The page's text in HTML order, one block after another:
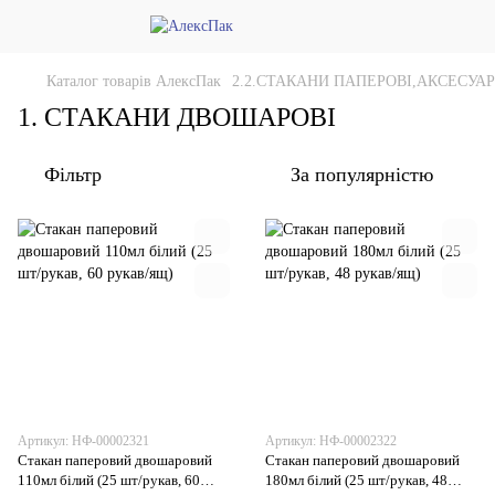
Каталог товарів АлексПак 2.2.СТАКАНИ
1. СТАКАНИ ДВОШАРОВІ
Фільтр За популярністю
Артикул: НФ-00002321
Стакан паперовий двошаровий
110мл білий (25 шт/рукав, 60
Артикул: НФ-00002322
Стакан паперовий двошаровий
180мл білий (25 шт/рукав, 48